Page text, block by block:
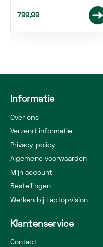
799,99
Informatie
Over ons
Verzend informatie
Privacy policy
Algemene voorwaarden
Mijn account
Bestellingen
Werken bij Laptopvision
Klantenservice
Contact